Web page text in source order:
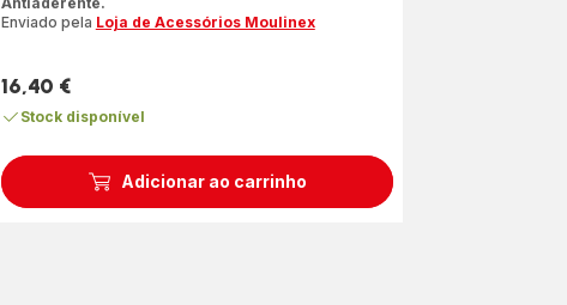
Adicionar ao carrinho
Enviado pela Loja de Acessórios Moulinex
Preço
16,40 €
Stock disponível